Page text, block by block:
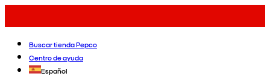
Buscar tienda Pepco
Centro de ayuda
Español